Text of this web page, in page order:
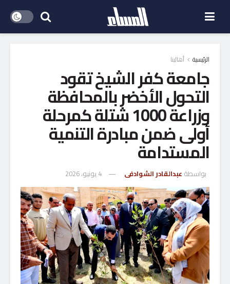
الرئيسية أهالينا
جامعة كفر الشيخ تقود
التحول الأخضر بالمحافظة
وزراعة 1000 شتلة كمرحلة
أولى ضمن مبادرة التنمية
المستدامة
بواسطة عبدالقادر الشوادفى 4 يونيو، 2026